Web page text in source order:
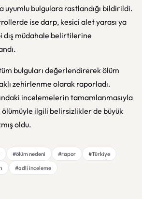
uyumlu bulgulara rastlandığı bildirildi.
ise darp, kesici alet yarası ya
dış müdahale belirtilerine
bulguları değerlendirerek ölüm
zehirlenme olarak raporladı.
incelemelerin tamamlanmasıyla
ilgili belirsizlikler de büyük
oldu.
#ölüm nedeni #rapor
#Türkiye
#adli inceleme